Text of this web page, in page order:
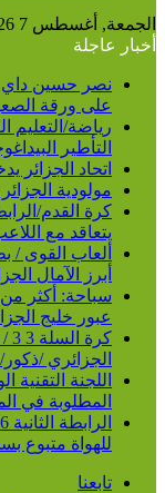
الجمعة, أغسطس 7 2026
أخبار عاجلة
نصر حسين داي
على ورقة
رياضة/التعليم
التأطير
اتحاد الجزائر
مولودية
كرة القدم/
يتعاقد مع
أبرز الآمال
عبور خليج
الجزائري /
اللجنة
المطلوبة في
للهواة متبوع
تابعنا